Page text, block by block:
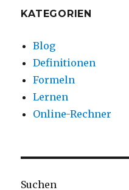
KATEGORIEN
Blog
Definitionen
Formeln
Lernen
Online-Rechner
Suchen